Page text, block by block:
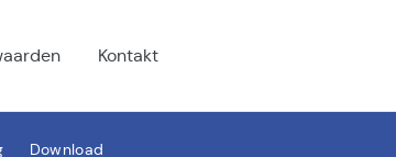
Kontakt
Download